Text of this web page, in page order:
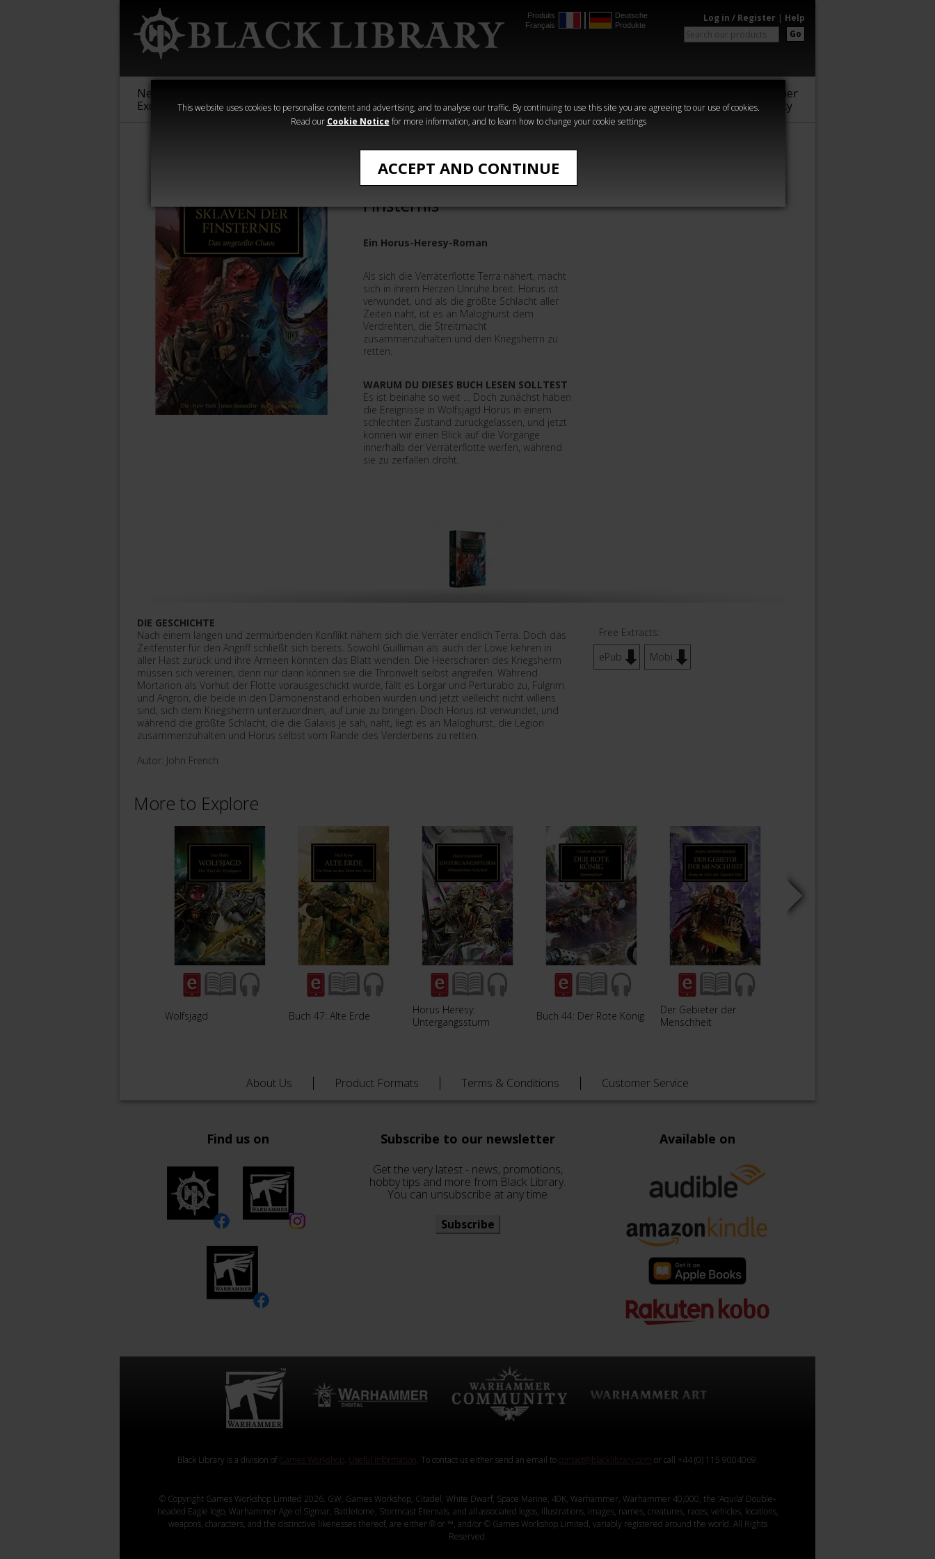
This website uses cookies to personalise content and advertising, and to analyse our traffic. By continuing to use this site you are agreeing to our use of cookies.
Read our Cookie Notice for more information, and to learn how to change your cookie settings
ACCEPT AND CONTINUE
Produits
Français
Deutsche
Produkte
Log in / Register | Help
Go
New &
Exclusive
Sigmar
40,000
Heresy
Crime
Horror
Warhammer
Community
Horus Heresy: Sklaven der
Finsternis
Ein Horus-Heresy-Roman
Als sich die Verräterflotte Terra nähert, macht
sich in ihrem Herzen Unruhe breit. Horus ist
verwundet, und als die größte Schlacht aller
Zeiten naht, ist es an Maloghurst dem
Verdrehten, die Streitmacht
zusammenzuhalten und den Kriegsherrn zu
retten.
WARUM DU DIESES BUCH LESEN SOLLTEST
Es ist beinahe so weit … Doch zunächst haben
die Ereignisse in Wolfsjagd Horus in einem
schlechten Zustand zurückgelassen, und jetzt
können wir einen Blick auf die Vorgänge
innerhalb der Verräterflotte werfen, während
sie zu zerfallen droht.
DIE GESCHICHTE
Nach einem langen und zermürbenden Konflikt nähern sich die Verräter endlich Terra. Doch das
Zeitfenster für den Angriff schließt sich bereits. Sowohl Guilliman als auch der Löwe kehren in
aller Hast zurück und ihre Armeen könnten das Blatt wenden. Die Heerscharen des Kriegsherrn
müssen sich vereinen, denn nur dann können sie die Thronwelt selbst angreifen. Während
Mortarion als Vorhut der Flotte vorausgeschickt wurde, fällt es Lorgar und Perturabo zu, Fulgrim
und Angron, die beide in den Dämonenstand erhoben wurden und jetzt vielleicht nicht willens
sind, sich dem Kriegsherrn unterzuordnen, auf Linie zu bringen. Doch Horus ist verwundet, und
während die größte Schlacht, die die Galaxis je sah, naht, liegt es an Maloghurst, die Legion
zusammenzuhalten und Horus selbst vom Rande des Verderbens zu retten.
Autor: John French
Free Extracts:
ePub
Mobi
More to Explore
Wolfsjagd Buch 47: Alte Erde
Horus Heresy:
Untergangssturm
Buch 44: Der Rote König
Der Gebieter der
Menschheit
About Us Product Formats Terms & Conditions Customer Service
Find us on Subscribe to our newsletter
Get the very latest - news, promotions,
hobby tips and more from Black Library.
You can unsubscribe at any time
Subscribe
Available on
Black Library is a division ofGames Workshop. Useful Information. To contact us either send an email tocontact@blacklibrary.com or call +44 (0) 115 9004069.
© Copyright Games Workshop Limited 2026. GW, Games Workshop, Citadel, White Dwarf, Space Marine, 40K, Warhammer, Warhammer 40,000, the ‘Aquila’ Double-
headed Eagle logo, Warhammer Age of Sigmar, Battletome, Stormcast Eternals, and all associated logos, illustrations, images, names, creatures, races, vehicles, locations,
weapons, characters, and the distinctive likenesses thereof, are either ® or ™, and/or © Games Workshop Limited, variably registered around the world. All Rights
Reserved.